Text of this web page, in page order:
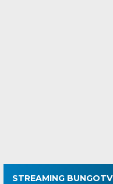
STREAMING BUNGOTV